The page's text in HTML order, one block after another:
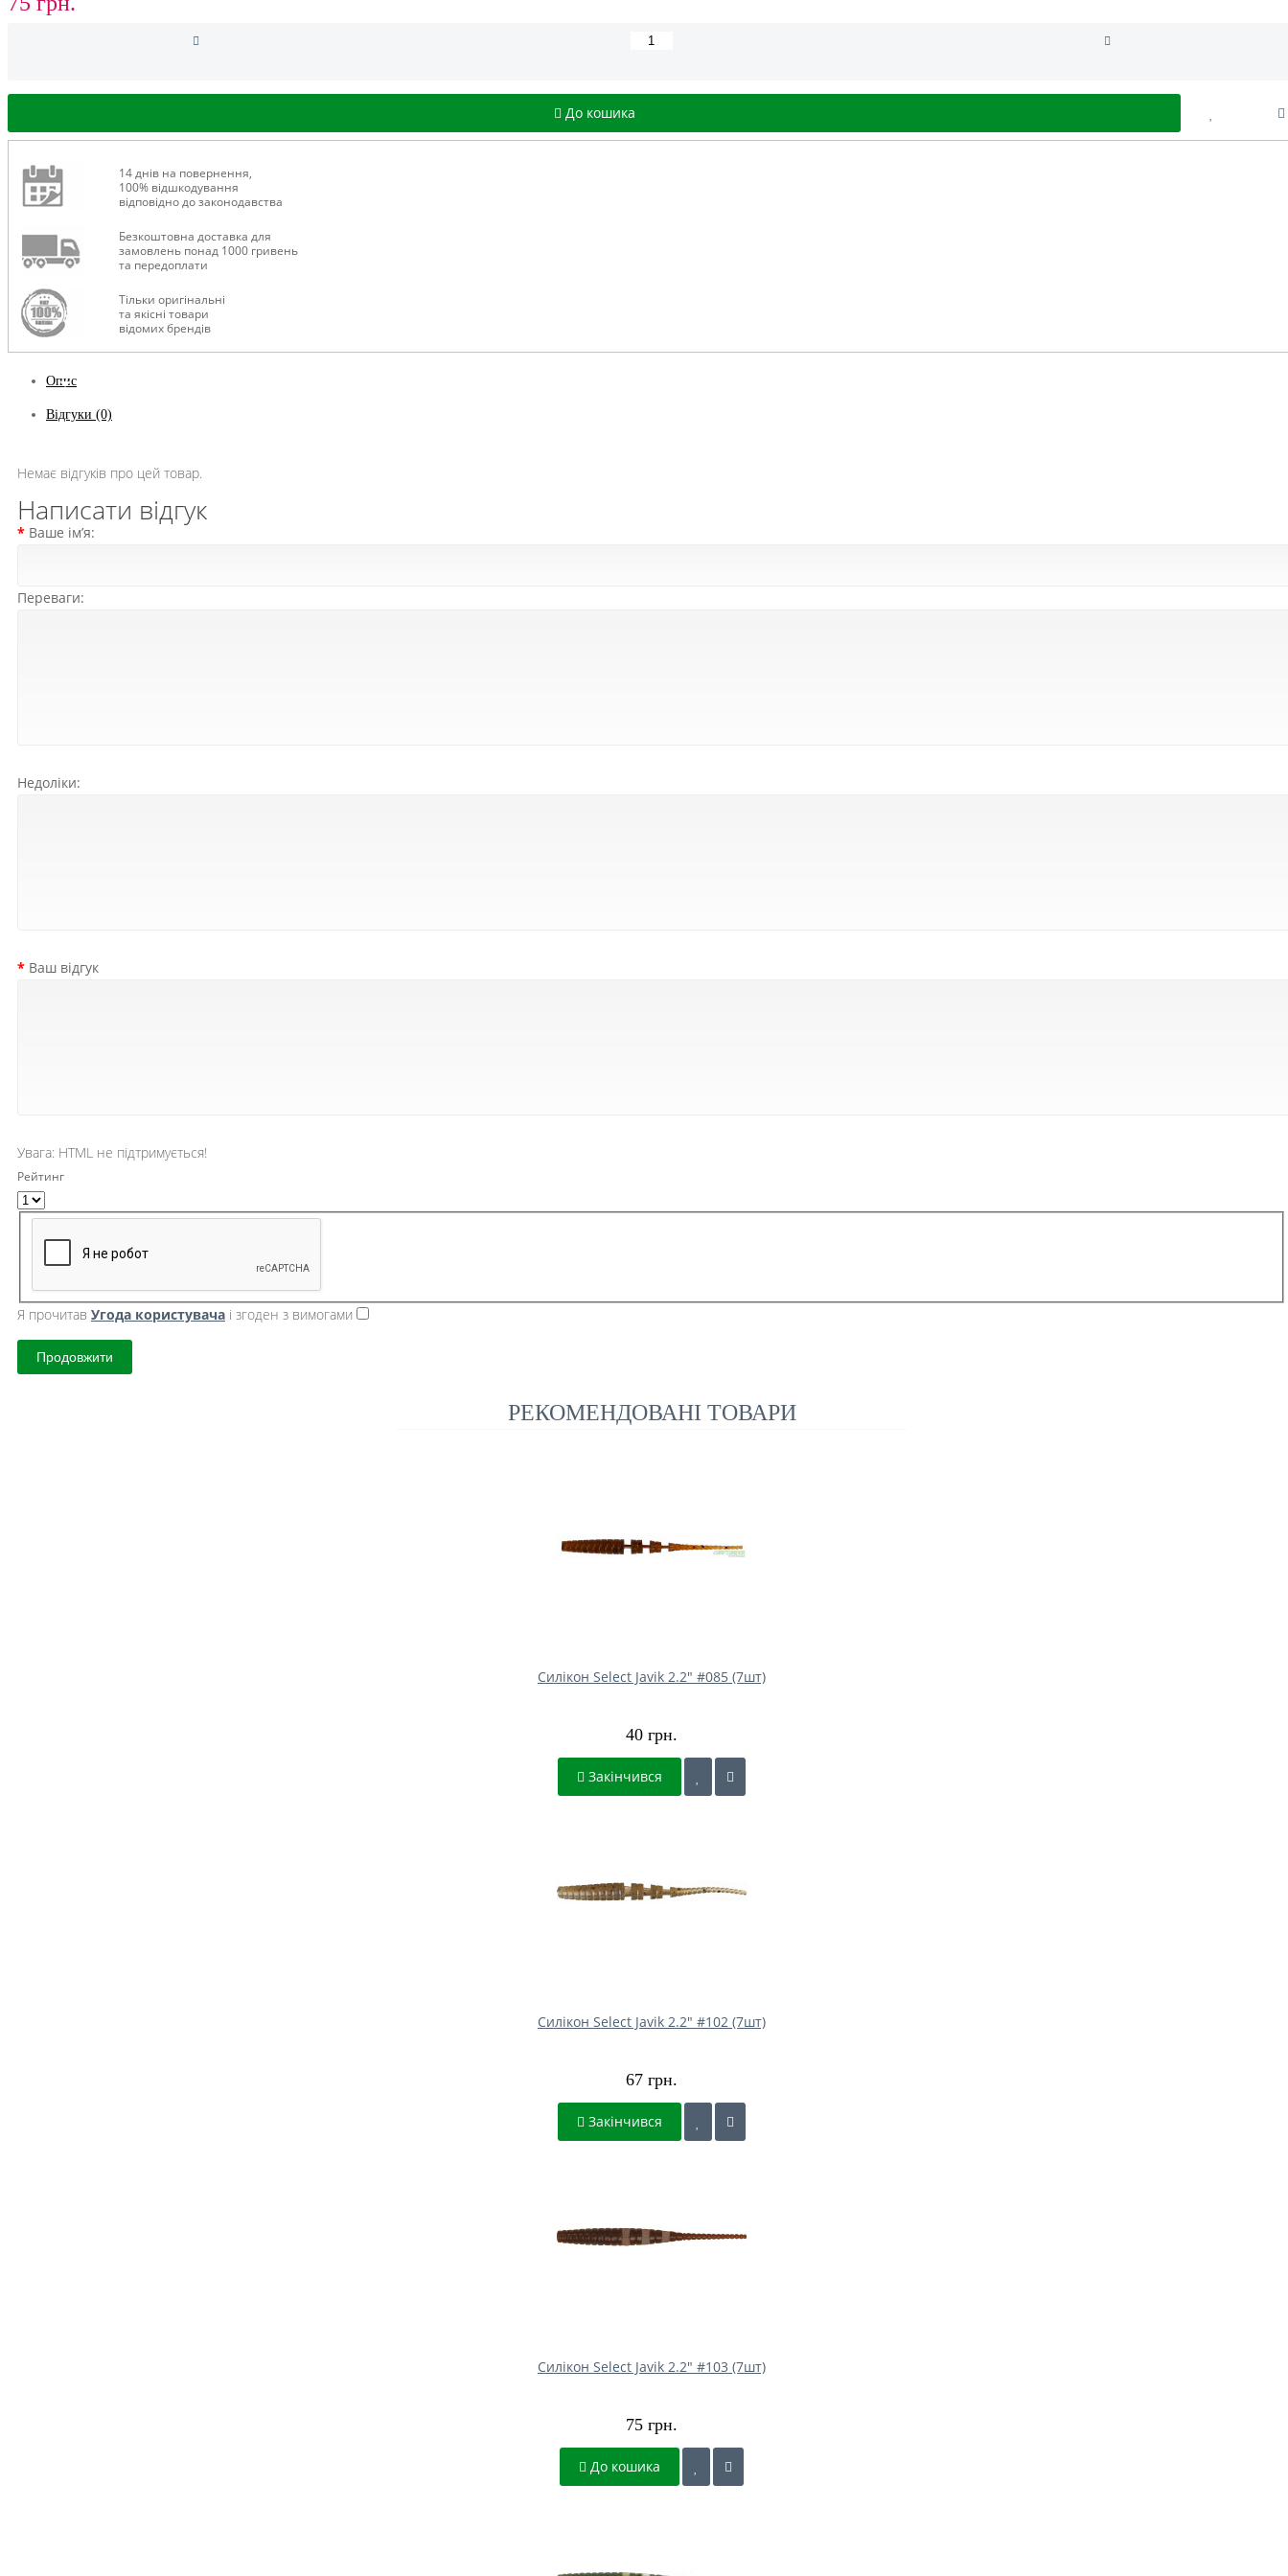
До кошика
14 днів на повернення,
100% відшкодування
відповідно до законодавства
Безкоштовна доставка для
замовлень понад 1000 гривень
та передоплати
Тільки оригінальні
та якісні товари
відомих брендів
Опис
Відгуки (0)
Немає відгуків про цей товар.
Написати відгук
Ваше ім’я:
Переваги:
Недоліки:
Ваш відгук
Увага: HTML не підтримується!
Рейтинг
Я прочитав Угода користувача і згоден з вимогами
Продовжити
РЕКОМЕНДОВАНІ ТОВАРИ
Силікон Select Javik 2.2" #085 (7шт)
40 грн.
Закінчився
Силікон Select Javik 2.2" #102 (7шт)
67 грн.
Закінчився
Силікон Select Javik 2.2" #103 (7шт)
75 грн.
До кошика